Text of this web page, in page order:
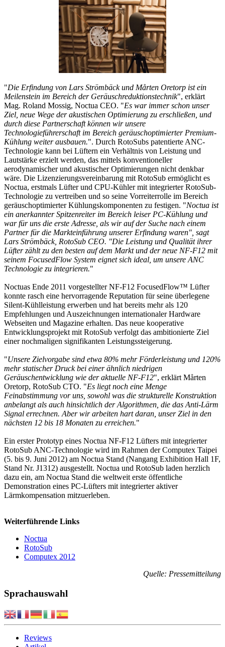
"Die Erfindung von Lars Strömbäck und Mårten Oretorp ist ein
Meilenstein im Bereich der Geräuschreduktionstechnik", erklärt
Mag. Roland Mossig, Noctua CEO. "Es war immer schon unser
Ziel, neue Wege der akustischen Optimierung zu erschließen, und
durch diese Partnerschaft können wir unsere
Technologieführerschaft im Bereich geräuschoptimierter Premium-
Kühlung weiter ausbauen.". Durch RotoSubs patentierte ANC-
Technologie kann bei Lüftern ein Verhältnis von Leistung und
Lautstärke erzielt werden, das mittels konventioneller
aerodynamischer und akustischer Optimierungen nicht denkbar
wäre. Die Lizenzierungsvereinbarung mit RotoSub ermöglicht es
Noctua, erstmals Lüfter und CPU-Kühler mit integrierter RotoSub-
Technologie zu vertreiben und so seine Vorreiterrolle im Bereich
geräuschoptimierter Kühlungskomponenten zu festigen. "Noctua ist
ein anerkannter Spitzenreiter im Bereich leiser PC-Kühlung und
war für uns die erste Adresse, als wir auf der Suche nach einem
Partner für die Markteinführung unserer Erfindung waren", sagt
Lars Strömbäck, RotoSub CEO. "Die Leistung und Qualität ihrer
Lüfter zählt zu den besten auf dem Markt und der neue NF-F12 mit
seinem FocusedFlow System eignet sich ideal, um unsere ANC
Technologie zu integrieren."
Noctuas Ende 2011 vorgestellter NF-F12 FocusedFlow™ Lüfter
konnte rasch eine hervorragende Reputation für seine überlegene
Silent-Kühlleistung erwerben und hat bereits mehr als 120
Empfehlungen und Auszeichnungen internationaler Hardware
Webseiten und Magazine erhalten. Das neue kooperative
Entwicklungsprojekt mit RotoSub verfolgt das ambitionierte Ziel
einer nochmaligen signifikanten Leistungssteigerung.
"Unsere Zielvorgabe sind etwa 80% mehr Förderleistung und 120%
mehr statischer Druck bei einer ähnlich niedrigen
Geräuschentwicklung wie der aktuelle NF-F12", erklärt Mårten
Oretorp, RotoSub CTO. "Es liegt noch eine Menge
Feinabstimmung vor uns, sowohl was die strukturelle Konstruktion
anbelangt als auch hinsichtlich der Algorithmen, die das Anti-Lärm
Signal errechnen. Aber wir arbeiten hart daran, unser Ziel in den
nächsten 12 bis 18 Monaten zu erreichen."
Ein erster Prototyp eines Noctua NF-F12 Lüfters mit integrierter
RotoSub ANC-Technologie wird im Rahmen der Computex Taipei
(5. bis 9. Juni 2012) am Noctua Stand (Nangang Exhibition Hall 1F,
Stand Nr. J1312) ausgestellt. Noctua und RotoSub laden herzlich
dazu ein, am Noctua Stand die weltweit erste öffentliche
Demonstration eines PC-Lüfters mit integrierter aktiver
Lärmkompensation mitzuerleben.
Weiterführende Links
Noctua
RotoSub
Computex 2012
Quelle: Pressemitteilung
Sprachauswahl
Reviews